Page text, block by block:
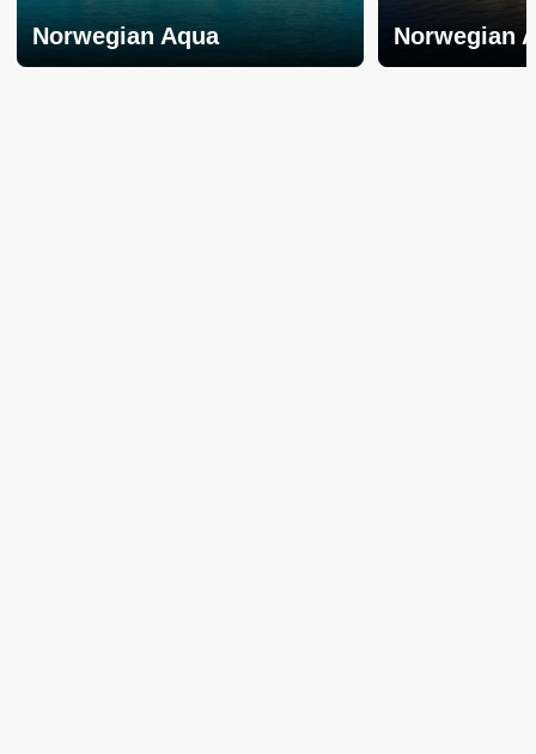
Norwegian Aqua Norwegian